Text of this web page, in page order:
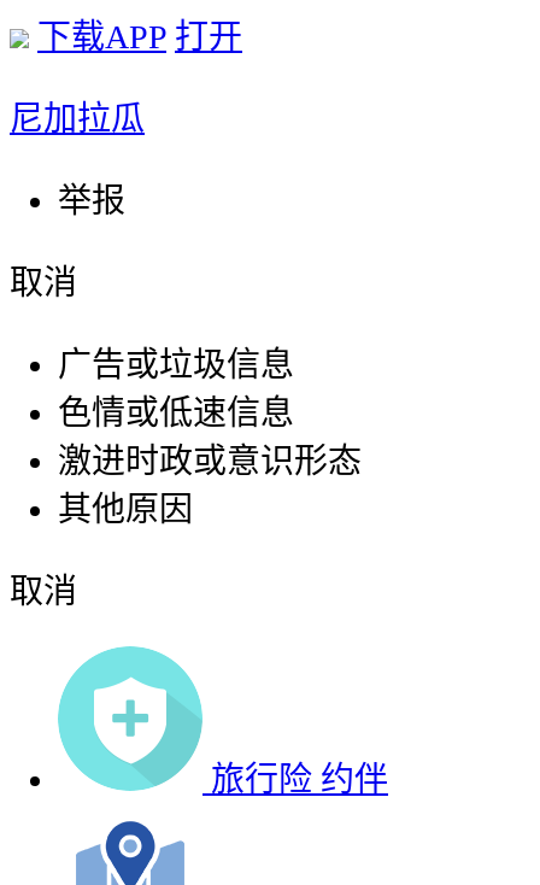
下载APP 打开
尼加拉瓜
举报
取消
广告或垃圾信息
色情或低速信息
激进时政或意识形态
其他原因
取消
旅行险 约伴